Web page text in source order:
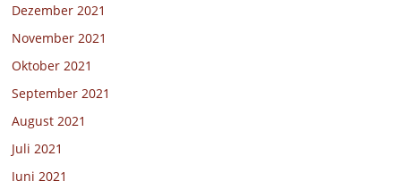
Dezember 2021
November 2021
Oktober 2021
September 2021
August 2021
Juli 2021
Juni 2021